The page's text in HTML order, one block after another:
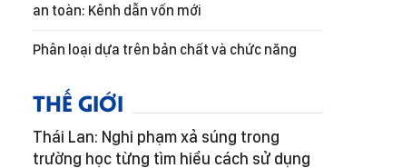
an toàn: Kênh dẫn vốn mới
Phân loại dựa trên bản chất và chức năng
THẾ GIỚI
Thái Lan: Nghi phạm xả súng trong
trường học từng tìm hiểu cách sử dụng